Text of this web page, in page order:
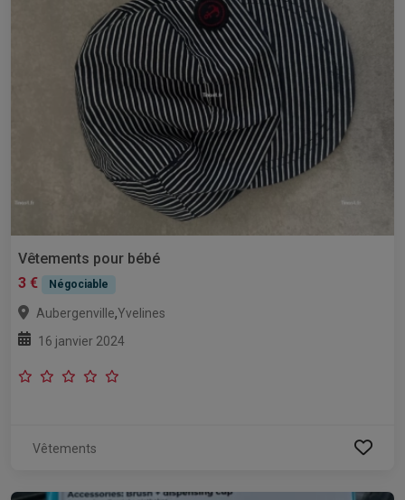
Vêtements pour bébé
3 €
Négociable
Aubergenville,Yvelines
16 janvier 2024
Vêtements